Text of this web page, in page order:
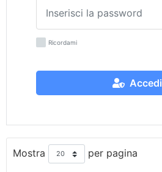
Ricordami
Accedi
Mostra per pagina